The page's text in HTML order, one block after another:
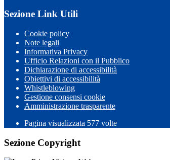
Sezione Link Utili
Cookie policy
Note legali
Informativa Privacy
Ufficio Relazioni con il Pubblico
Dichiarazione di accessibilità
Obiettivi di accessibilità
Whistleblowing
Gestione consensi cookie
Amministrazione trasparente
Pagina visualizzata 577 volte
Sezione Copyright